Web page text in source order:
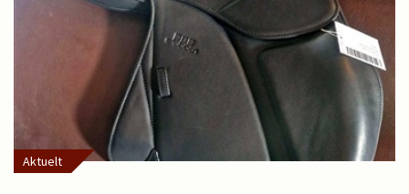
Aktuelt